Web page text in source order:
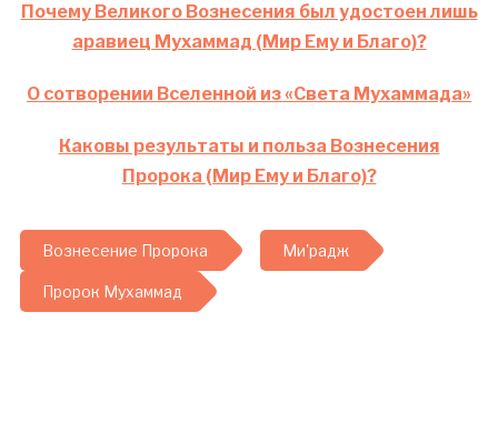
Почему Великого Вознесения был удостоен лишь
аравиец Мухаммад (Мир Ему и Благо)?
О сотворении Вселенной из «Света Мухаммада»
Каковы результаты и польза Вознесения
Пророка (Мир Ему и Благо)?
Вознесение Пророка Ми'радж
Пророк Мухаммад